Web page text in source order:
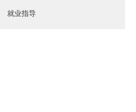
就业指导